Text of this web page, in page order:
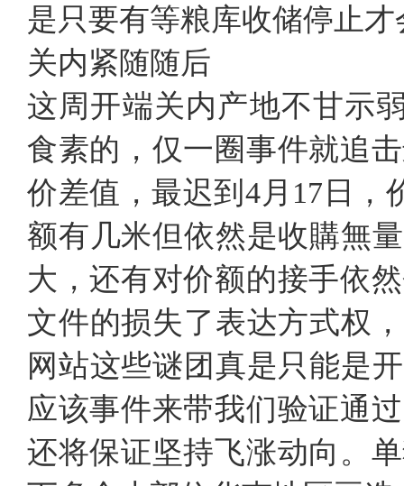
是只要有等粮库收储停止
关内紧随随后
这周开端关内产地不甘示
食素的，仅一圈事件就追
价差值，最迟到4月17日，
额有几米但依然是收購無
大，还有对价额的接手依
文件的损失了表达方式权
网站这些谜团真是只能是
应该事件来带我们验证通
还将保证坚持飞涨动向。